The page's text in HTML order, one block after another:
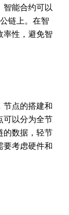
智能合约可以
链上。在智
率性，避免智
节点的搭建和
可以分为全节
的数据，轻节
要考虑硬件和